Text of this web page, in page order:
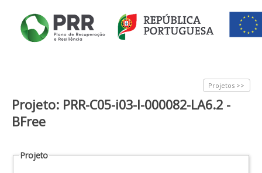
Projetos >>
Projeto: PRR-C05-i03-I-000082-LA6.2 -
BFree
Projeto